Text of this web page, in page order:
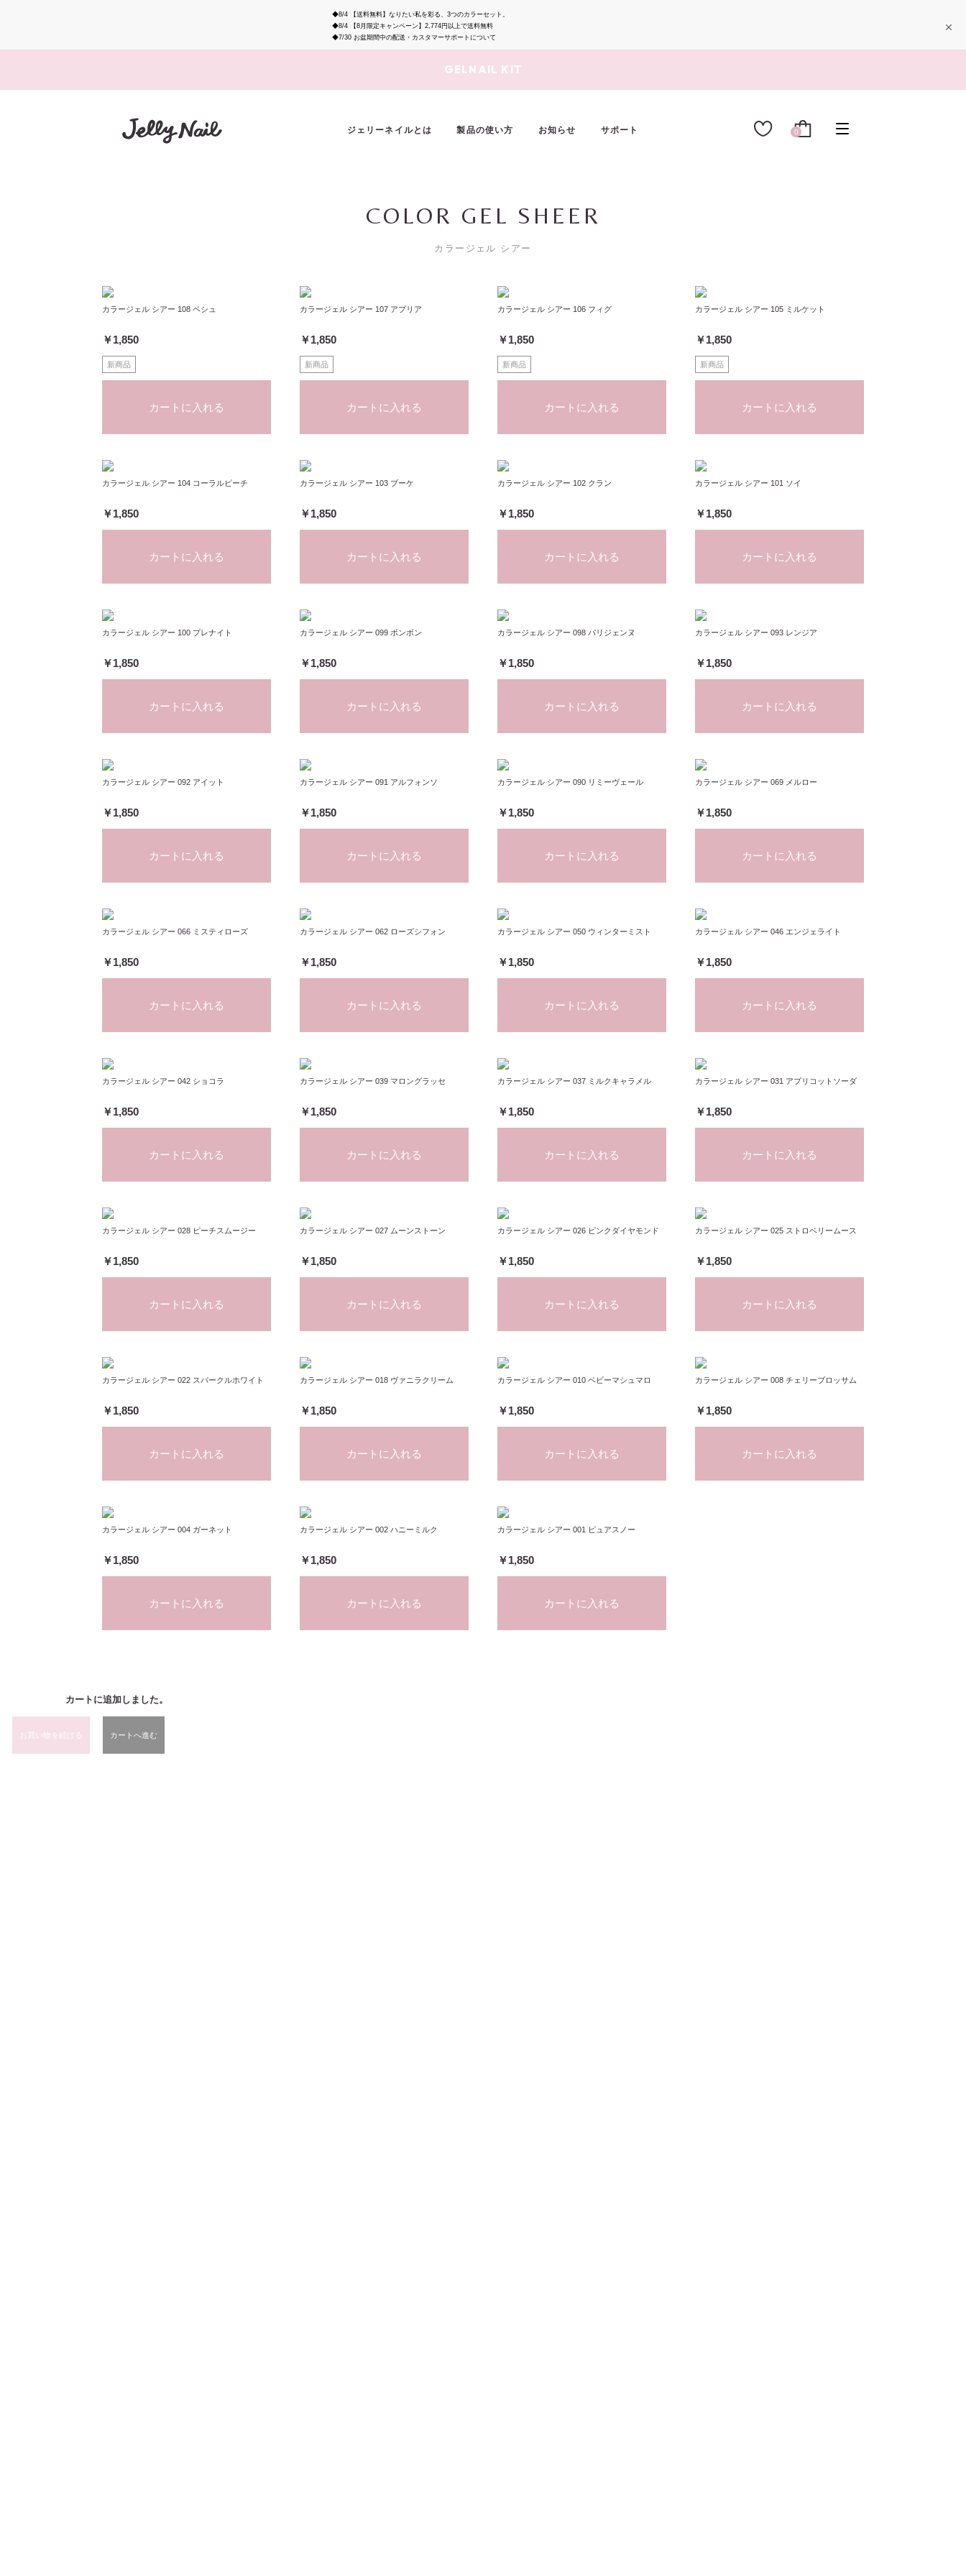
◆8/4
【送料無料】なりたい私を彩る、3つのカラーセット。
◆8/4
【8月限定キャンペーン】2,774円以上で送料無料
◆7/30 お盆期間中の配送・カスタマーサポートについて
GELNAIL KIT
ジェリーネイルとは 製品の使い方 お知らせ サポート 0
COLOR GEL SHEER
カラージェル シアー
カラージェル シアー 108 ペシュ
￥1,850
新商品
カートに入れる
カラージェル シアー 107 アプリア
￥1,850
新商品
カートに入れる
カラージェル シアー 106 フィグ
￥1,850
新商品
カートに入れる
カラージェル シアー 105 ミルケット
￥1,850
新商品
カートに入れる
カラージェル シアー 104 コーラルピーチ
￥1,850
カートに入れる
カラージェル シアー 103 ブーケ
￥1,850
カートに入れる
カラージェル シアー 102 クラン
￥1,850
カートに入れる
カラージェル シアー 101 ソイ
￥1,850
カートに入れる
カラージェル シアー 100 プレナイト
￥1,850
カートに入れる
カラージェル シアー 099 ボンボン
￥1,850
カートに入れる
カラージェル シアー 098 パリジェンヌ
￥1,850
カートに入れる
カラージェル シアー 093 レンジア
￥1,850
カートに入れる
カラージェル シアー 092 アイット
￥1,850
カートに入れる
カラージェル シアー 091 アルフォンソ
￥1,850
カートに入れる
カラージェル シアー 090 リミーヴェール
￥1,850
カートに入れる
カラージェル シアー 069 メルロー
￥1,850
カートに入れる
カラージェル シアー 066 ミスティローズ
￥1,850
カートに入れる
カラージェル シアー 062 ローズシフォン
￥1,850
カートに入れる
カラージェル シアー 050 ウィンターミスト
￥1,850
カートに入れる
カラージェル シアー 046 エンジェライト
￥1,850
カートに入れる
カラージェル シアー 042 ショコラ
￥1,850
カートに入れる
カラージェル シアー 039 マロングラッセ
￥1,850
カートに入れる
カラージェル シアー 037 ミルクキャラメル
￥1,850
カートに入れる
カラージェル シアー 031 アプリコットソーダ
￥1,850
カートに入れる
カラージェル シアー 028 ピーチスムージー
￥1,850
カートに入れる
カラージェル シアー 027 ムーンストーン
￥1,850
カートに入れる
カラージェル シアー 026 ピンクダイヤモンド
￥1,850
カートに入れる
カラージェル シアー 025 ストロベリームース
￥1,850
カートに入れる
カラージェル シアー 022 スパークルホワイト
￥1,850
カートに入れる
カラージェル シアー 018 ヴァニラクリーム
￥1,850
カートに入れる
カラージェル シアー 010 ベビーマシュマロ
￥1,850
カートに入れる
カラージェル シアー 008 チェリーブロッサム
￥1,850
カートに入れる
カラージェル シアー 004 ガーネット
￥1,850
カートに入れる
カラージェル シアー 002 ハニーミルク
￥1,850
カートに入れる
カラージェル シアー 001 ピュアスノー
￥1,850
カートに入れる
カートに追加しました。
お買い物を続ける カートへ進む